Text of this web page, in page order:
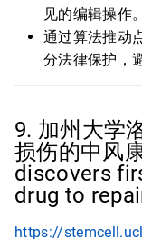
见的编辑操作。
通过算法推动
分法律保护，
9. 加州大学
损伤的中风
discovers
drug to
https://